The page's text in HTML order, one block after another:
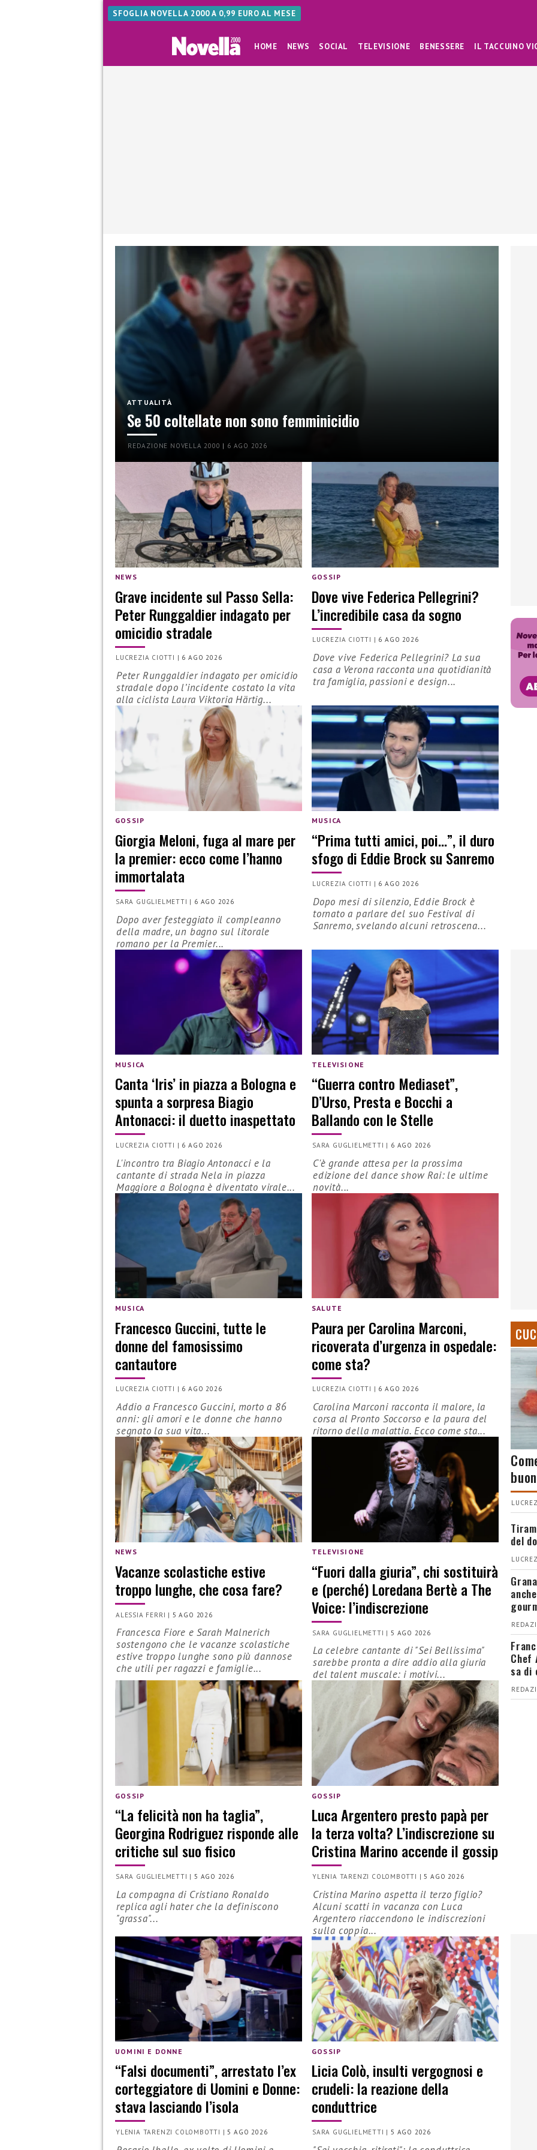
SFOGLIA NOVELLA 2000 A 0,99 EURO AL MESE
HOME NEWS SOCIAL TELEVISIONE BENESSERE IL TACCUINO
ATTUALITÀ
Se 50 coltellate non sono femminicidio
REDAZIONE NOVELLA 2000 | 6 AGO 2026
NEWS
Grave incidente sul Passo Sella:
Peter Runggaldier indagato per
omicidio stradale
LUCREZIA CIOTTI | 6 AGO 2026
Peter Runggaldier indagato per omicidio
stradale dopo l’incidente costato la vita
alla ciclista Laura Viktoria Härtig...
GOSSIP
Dove vive Federica Pellegrini?
L’incredibile casa da sogno
LUCREZIA CIOTTI | 6 AGO 2026
Dove vive Federica Pellegrini? La sua
casa a Verona racconta una quotidianità
tra famiglia, passioni e design...
GOSSIP
Giorgia Meloni, fuga al mare per
la premier: ecco come l’hanno
immortalata
SARA GUGLIELMETTI | 6 AGO 2026
Dopo aver festeggiato il compleanno
della madre, un bagno sul litorale
romano per la Premier...
MUSICA
“Prima tutti amici, poi…”, il duro
sfogo di Eddie Brock su Sanremo
LUCREZIA CIOTTI | 6 AGO 2026
Dopo mesi di silenzio, Eddie Brock è
tornato a parlare del suo Festival di
Sanremo, svelando alcuni retroscena...
MUSICA
Canta ‘Iris’ in piazza a Bologna e
spunta a sorpresa Biagio
Antonacci: il duetto inaspettato
LUCREZIA CIOTTI | 6 AGO 2026
L'incontro tra Biagio Antonacci e la
cantante di strada Nela in piazza
Maggiore a Bologna è diventato virale...
TELEVISIONE
“Guerra contro Mediaset”,
D’Urso, Presta e Bocchi a
Ballando con le Stelle
SARA GUGLIELMETTI | 6 AGO 2026
C'è grande attesa per la prossima
edizione del dance show Rai: le ultime
novità...
MUSICA
Francesco Guccini, tutte le
donne del famosissimo
cantautore
LUCREZIA CIOTTI | 6 AGO 2026
Addio a Francesco Guccini, morto a 86
anni: gli amori e le donne che hanno
segnato la sua vita...
SALUTE
Paura per Carolina Marconi,
ricoverata d’urgenza in ospedale:
come sta?
LUCREZIA CIOTTI | 6 AGO 2026
Carolina Marconi racconta il malore, la
corsa al Pronto Soccorso e la paura del
ritorno della malattia. Ecco come sta...
NEWS
Vacanze scolastiche estive
troppo lunghe, che cosa fare?
ALESSIA FERRI | 5 AGO 2026
Francesca Fiore e Sarah Malnerich
sostengono che le vacanze scolastiche
estive troppo lunghe sono più dannose
che utili per ragazzi e famiglie...
TELEVISIONE
“Fuori dalla giuria”, chi sostituirà
e (perché) Loredana Bertè a The
Voice: l’indiscrezione
SARA GUGLIELMETTI | 5 AGO 2026
La celebre cantante di "Sei Bellissima"
sarebbe pronta a dire addio alla giuria
del talent muscale: i motivi...
GOSSIP
“La felicità non ha taglia”,
Georgina Rodriguez risponde alle
critiche sul suo fisico
SARA GUGLIELMETTI |5 AGO 2026
La compagna di Cristiano Ronaldo
replica agli hater che la definiscono
"grassa"...
GOSSIP
Luca Argentero presto papà per
la terza volta? L’indiscrezione su
Cristina Marino accende il gossip
YLENIA TARENZI COLOMBOTTI |5 AGO 2026
Cristina Marino aspetta il terzo figlio?
Alcuni scatti in vacanza con Luca
Argentero riaccendono le indiscrezioni
sulla coppia...
UOMINI E DONNE
“Falsi documenti”, arrestato l’ex
corteggiatore di Uomini e Donne:
stava lasciando l’isola
YLENIA TARENZI COLOMBOTTI |5 AGO 2026
GOSSIP
Licia Colò, insulti vergognosi e
crudeli: la reazione della
conduttrice
SARA GUGLIELMETTI |5 AGO 2026
del
Chef
sa di